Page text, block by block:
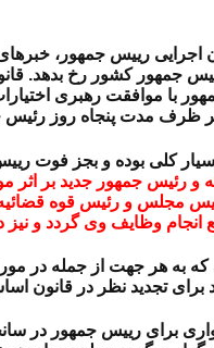
اجرایی رییس جمهور،
موافقت‏ رهبری‏
مدت‏ پنجاه‏ روز رئیس‏
رئیس‏ جمهور جدید بر اثر
مجلس‏ و رئیس‏ قوه‏
وظایف‏ وی‏ گردد و
اساسی، در مدتی که به هر جهت
برای‏ تجدید نظر در قانون‏
برای رییس جمهور در